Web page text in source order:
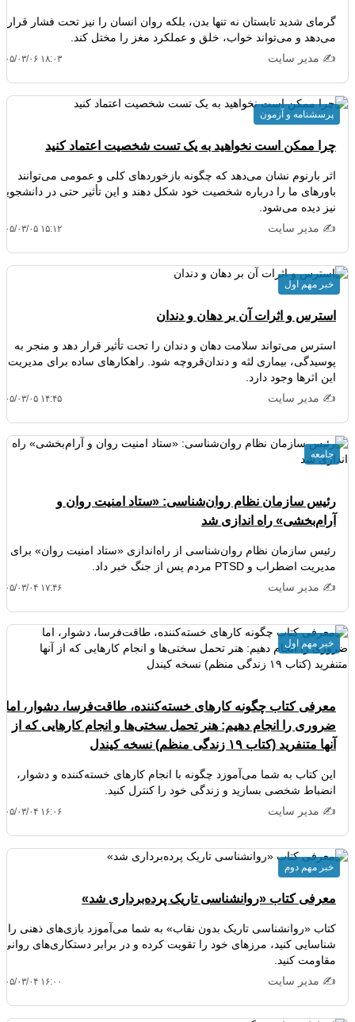
گرمای شدید تابستان نه تنها بدن، بلکه روان انسان را نیز تحت فشار قرار
می‌دهد و می‌تواند خواب، خلق و عملکرد مغز را مختل کند.
✍️ مدیر سایت ۱۴۰۵/۰۳/۰۶
چرا ممکن است نخواهید به یک تست شخصیت اعتماد کنید
اثر بارنوم نشان می‌دهد که چگونه بازخوردهای کلی و عمومی می‌توانند
باورهای ما را درباره شخصیت خود شکل دهند و این تأثیر حتی در
نیز دیده می‌شود.
✍️ مدیر سایت ۱۴۰۵/۰۳/۰۵
پرسشنامه و آزمون
استرس و اثرات آن بر دهان و دندان
استرس می‌تواند سلامت دهان و دندان را تحت تأثیر قرار دهد و منجر به
پوسیدگی، بیماری لثه و دندان‌قروچه شود. راهکارهای ساده برای مدیریت
این اثرها وجود دارد.
✍️ مدیر سایت ۱۴۰۵/۰۳/۰۵
خبر مهم اول
رئیس سازمان نظام روان‌شناسی: «ستاد امنیت روان و
آرام‌بخشی» راه اندازی شد
رئیس سازمان نظام روان‌شناسی از راه‌اندازی «ستاد امنیت روان» برای
مدیریت اضطراب و PTSD مردم پس از جنگ خبر داد.
✍️ مدیر سایت ۱۴۰۵/۰۳/۰۴
جامعه
معرفی کتاب چگونه کارهای خسته‌کننده، طاقت‌فرسا، دشوار، اما
ضروری را انجام دهیم: هنر تحمل سختی‌ها و انجام کارهایی که از
آنها متنفرید (کتاب ۱۹ زندگی منظم) نسخه کیندل
این کتاب به شما می‌آموزد چگونه با انجام کارهای خسته‌کننده و دشوار،
انضباط شخصی بسازید و زندگی خود را کنترل کنید.
✍️ مدیر سایت ۱۴۰۵/۰۳/۰۴
خبر مهم اول
معرفی کتاب «روانشناسی تاریک پرده‌برداری شد»
کتاب «روانشناسی تاریک بدون نقاب» به شما می‌آموزد بازی‌های ذهنی را
شناسایی کنید، مرزهای خود را تقویت کرده و در برابر دستکاری‌های روانی
مقاومت کنید.
✍️ مدیر سایت ۱۴۰۵/۰۳/۰۴
خبر مهم دوم